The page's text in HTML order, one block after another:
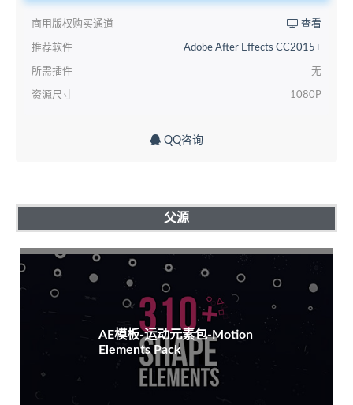
商用版权购买通道 查看
推荐软件 Adobe After Effects CC2015+
所需插件 无
资源尺寸 1080P
QQ咨询
父源
AE模板-运动元素包-Motion
Elements Pack